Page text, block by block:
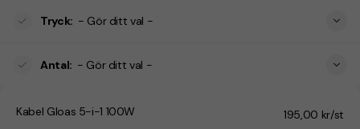
Tryck: - Gör ditt val -
Antal: - Gör ditt val -
Kabel Gloas 5-i-1 100W
195,00 kr/st